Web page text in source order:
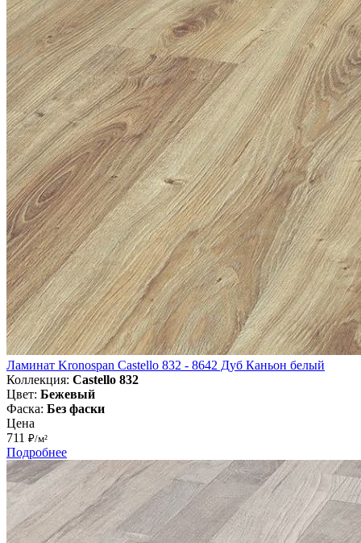
Ламинат Kronospan Castello 832 - 8642 Дуб Каньон белый
Коллекция: Castello 832
Цвет: Бежевый
Фаска: Без фаски
Цена
711 ₽/м²
Подробнее